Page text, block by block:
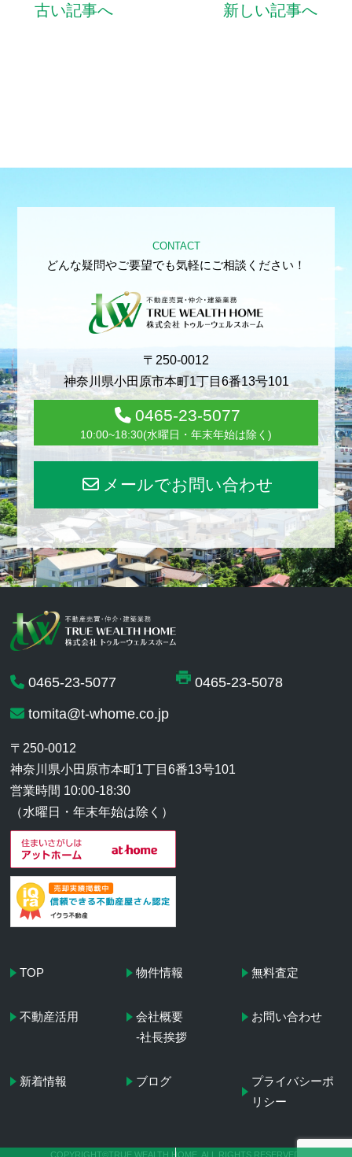
古い記事へ 新しい記事へ
CONTACT
どんな疑問やご要望でも気軽にご相談ください！
〒250-0012
神奈川県小田原市本町1丁目6番13号101
0465-23-5077
10:00~18:30(水曜日・年末年始は除く)
メールでお問い合わせ
0465-23-5077
0465-23-5078
tomita@t-whome.co.jp
〒250-0012
神奈川県小田原市本町1丁目6番13号101
営業時間 10:00-18:30
（水曜日・年末年始は除く）
TOP 物件情報 無料査定
不動産活用
会社概要
-社長挨拶
お問い合わせ
新着情報 ブログ
プライバシーポ
リシー
COPYRIGHT©TRUE WEALTH HOME, ALL RIGHTS RESERVED.